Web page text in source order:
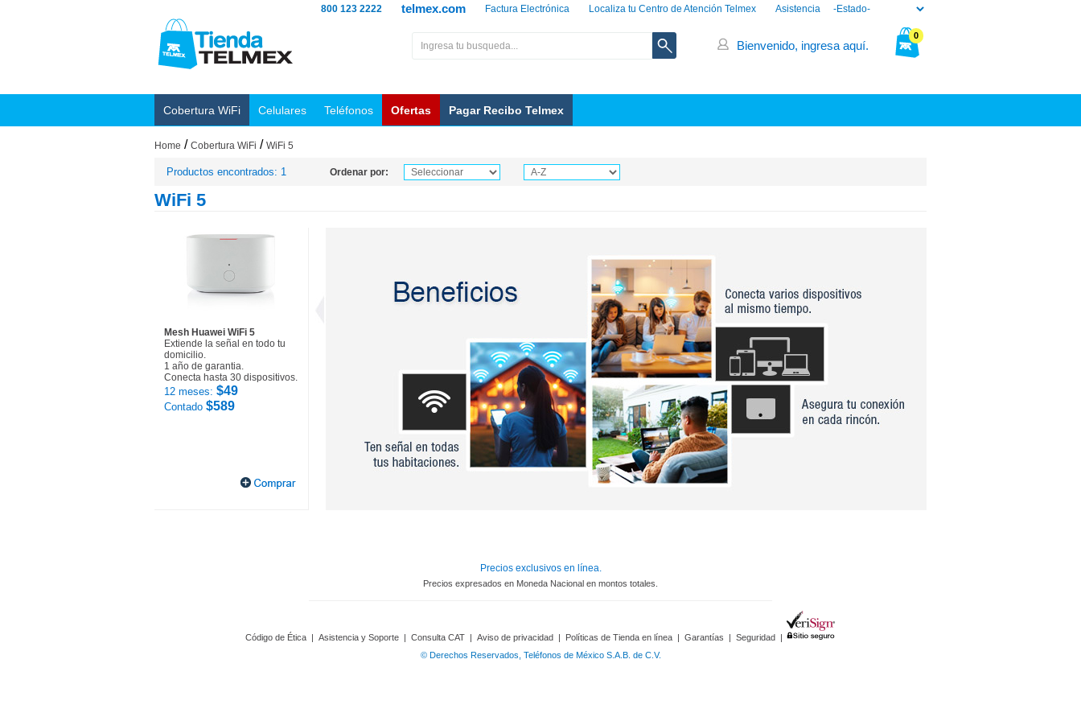
Asistencia
Localiza tu Centro de Atención Telmex
Factura Electrónica
telmex.com
800 123 2222
0
Bienvenido, ingresa aquí.
Cobertura WiFi Celulares Teléfonos Ofertas Pagar Recibo Telmex
Home / Cobertura WiFi / WiFi 5
Productos encontrados: 1 Ordenar por:
WiFi 5
Mesh Huawei WiFi 5
Extiende la señal en todo tu
domicilio.
1 año de garantia.
Conecta hasta 30 dispositivos.
12 meses: $49
Contado $589
Precios exclusivos en línea.
Precios expresados en Moneda Nacional en montos totales.
Código de Ética | Asistencia y Soporte | Consulta CAT | Aviso de privacidad | Políticas de Tienda en línea | Garantías | Seguridad |
© Derechos Reservados, Teléfonos de México S.A.B. de C.V.